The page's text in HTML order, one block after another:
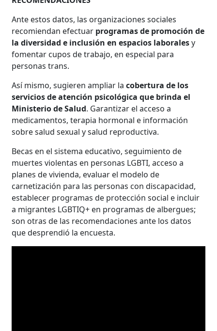
Ante estos datos, las organizaciones sociales
recomiendan efectuar programas de promoción de
la diversidad e inclusión en espacios laboralesy
fomentar cupos de trabajo, en especial para
personas trans.
Así mismo, sugieren ampliar lacobertura de los
servicios de atención psicológica que brinda el
Ministerio de Salud. Garantizar el acceso a
medicamentos, terapia hormonal e información
sobre salud sexual y salud reproductiva.
Becas en el sistema educativo, seguimiento de
muertes violentas en personas LGBTI, acceso a
planes de vivienda, evaluar el modelo de
carnetización para las personas con discapacidad,
establecer programas de protección social e incluir
a migrantes LGBTIQ+ en programas de albergues;
son otras de las recomendaciones ante los datos
que desprendió la encuesta.